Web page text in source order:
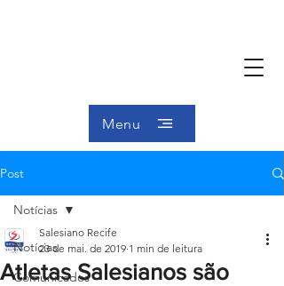
Menu
Post
Notícias
Comunicados
Notícias
Atletas Salesianos são
Salesiano Recife
23 de mai. de 2019 1 min de leitura